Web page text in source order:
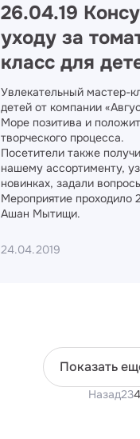
26.04.19
уходу за
класс для
Увлекательный мастер-
детей от компании
Море позитива и
творческого процесса.
Посетители также
нашему ассортименту,
новинках, задали
Мероприятие проходило
Ашан Мытищи.
24.04.2019
Показать
Назад234